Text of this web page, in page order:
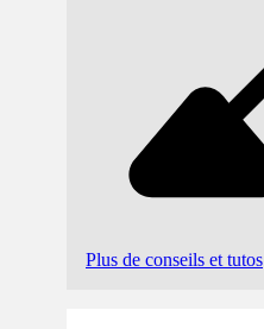
Plus de conseils et tutos